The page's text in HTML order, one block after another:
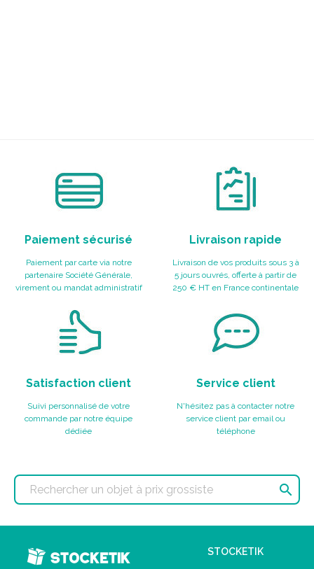
Paiement sécurisé
Paiement par carte via notre
partenaire Société Générale,
virement ou mandat administratif
Livraison rapide
Livraison de vos produits sous 3 à
5 jours ouvrés, offerte à partir de
250 € HT en France continentale
Satisfaction client
Suivi personnalisé de votre
commande par notre équipe
dédiée
Service client
N'hésitez pas à contacter notre
service client par email ou
téléphone

STOCKETIK